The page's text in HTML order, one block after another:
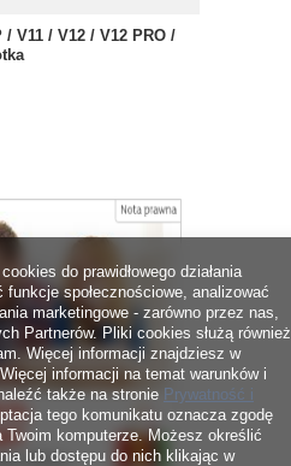
/ V11 / V12 / V12 PRO /
do prawidłowego działania
funkcje społecznościowe, analizować
marketingowe - zarówno przez nas,
Partnerów. Pliki cookies służą również
Więcej informacji znajdziesz w
informacji na temat warunków i
także na stronie Prywatność i
tego komunikatu oznacza zgodę
Twoim komputerze. Możesz określić
lub dostępu do nich klikając w